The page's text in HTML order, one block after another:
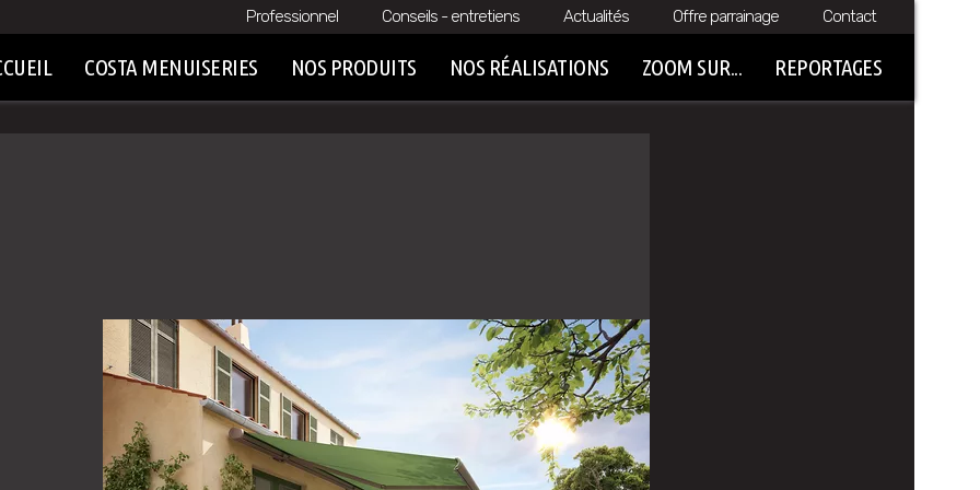
Professionnel Conseils - entretiens Actualités Offre parrainage Contact
COSTA MENUISERIES NOS PRODUITS NOS RÉALISATIONS ZOOM SUR... REPORTAGES